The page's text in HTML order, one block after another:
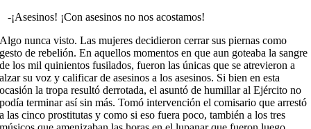
-¡Asesinos! ¡Con asesinos no nos acostamos!
Algo nunca visto. Las mujeres decidieron cerrar sus piernas como
gesto de rebelión. En aquellos momentos en que aun goteaba la sangre
de los mil quinientos fusilados, fueron las únicas que se atrevieron a
alzar su voz y calificar de asesinos a los asesinos. Si bien en esta
ocasión la tropa resultó derrotada, el asuntó de humillar al Ejército no
podía terminar así sin más. Tomó intervención el comisario que arrestó
a las cinco prostitutas y como si eso fuera poco, también a los tres